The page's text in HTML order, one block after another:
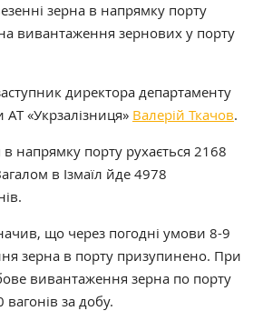
зерна в напрямку порту
на вивантаження зернових у порту
директора департаменту
«Укрзалізниця» Валерій Ткачов.
напрямку порту рухається 2168
в Ізмаїл йде 4978
що через погодні умови 8-9
зерна в порту призупинено. При
вивантаження зерна по порту
вагонів за добу.